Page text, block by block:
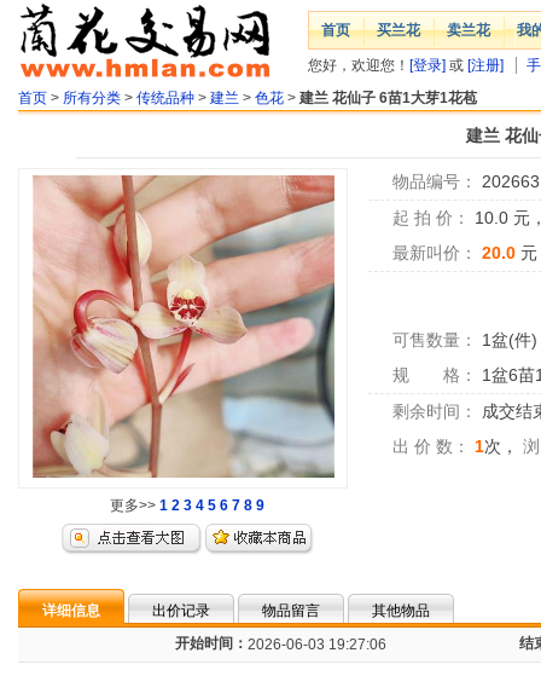
首页 买兰花 卖兰花 我
您好，欢迎您！ [登录] 或 [注册]
首页 > 所有分类 > 传统品种 > 建兰 > 色花 > 建兰 花仙子 6苗1大芽1花苞
建兰 花
更多>> 1 2 3 4 5 6 7 8 9
物品编号：
起 拍 价：
10.0 元
最新叫价：
20.0 元
可售数量： 1盆(件)
规 格：
1盆6苗
剩余时间：
成交结
出 价 数：
1次，
详细信息 出价记录 物品留言
其他物品
开始时间： 2026-06-03 19:27:06 结